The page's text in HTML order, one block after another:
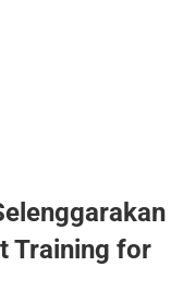
Training for